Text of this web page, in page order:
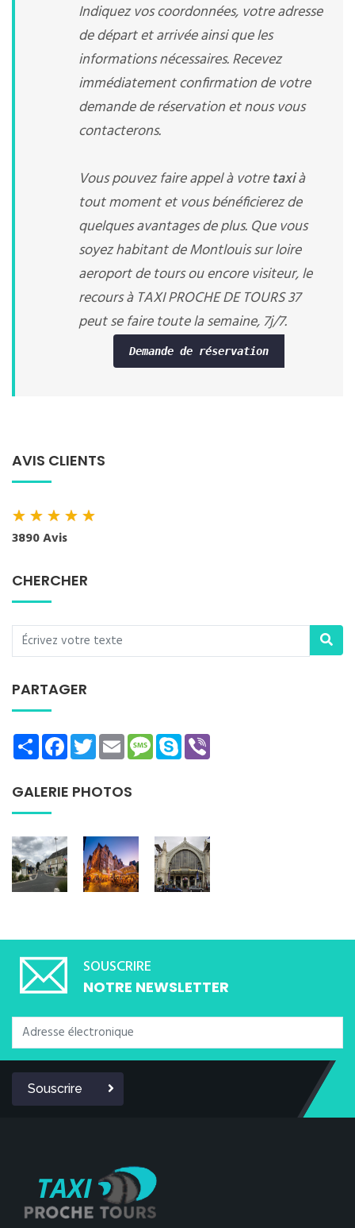
Indiquez vos coordonnées, votre adresse
de départ et arrivée ainsi que les
informations nécessaires. Recevez
immédiatement confirmation de votre
demande de réservation et nous vous
contacterons.
Vous pouvez faire appel à votretaxià
tout moment et vous bénéficierez de
quelques avantages de plus. Que vous
soyez habitant de Montlouis sur loire
aeroport de tours ou encore visiteur, le
recours à TAXI PROCHE DE TOURS 37
peut se faire toute la semaine, 7j/7.
Demande de réservation
AVIS CLIENTS
★★★★★
3890 Avis
CHERCHER
PARTAGER
ShareFacebookTwitterEmailMessage
Skype
GALERIE PHOTOS
SOUSCRIRE
NOTRE NEWSLETTER
Souscrire